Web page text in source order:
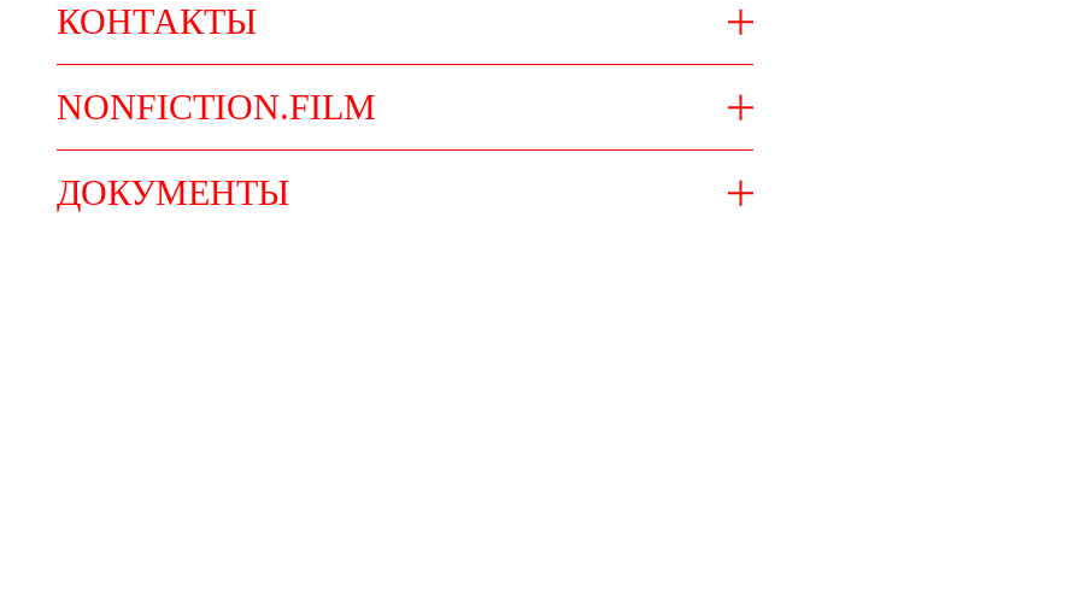
КОНТАКТЫ
NONFICTION.FILM
ДОКУМЕНТЫ